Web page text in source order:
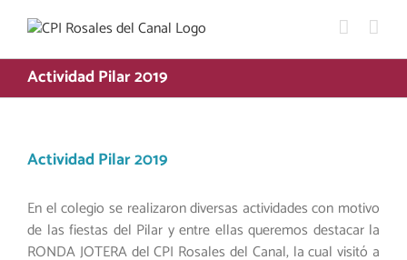
contenido
Actividad Pilar 2019
Actividad Pilar 2019
En el colegio se realizaron diversas actividades con motivo
de las fiestas del Pilar y entre ellas queremos destacar la
RONDA JOTERA del CPI Rosales del Canal, la cual visitó a